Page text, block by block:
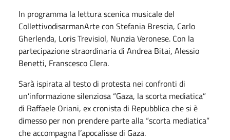
In programma la lettura scenica musicale del
CollettivodisarmanArte con Stefania Brescia, Carlo
Gherlenda, Loris Trevisiol, Nunzia Veronese. Con la
partecipazione straordinaria di Andrea Bitai, Alessio
Benetti, Franscesco Clera.
Sarà ispirata al testo di protesta nei confronti di
un’informazione silenziosa “Gaza, la scorta mediatica”
di Raffaele Oriani, ex cronista di Repubblica che si è
dimesso per non prendere parte alla “scorta mediatica”
che accompagna l’apocalisse di Gaza.